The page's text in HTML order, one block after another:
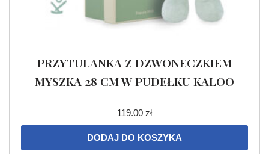
PRZYTULANKA Z DZWONECZKIEM
MYSZKA 28 CM W PUDEŁKU KALOO
119.00 zł
DODAJ DO KOSZYKA